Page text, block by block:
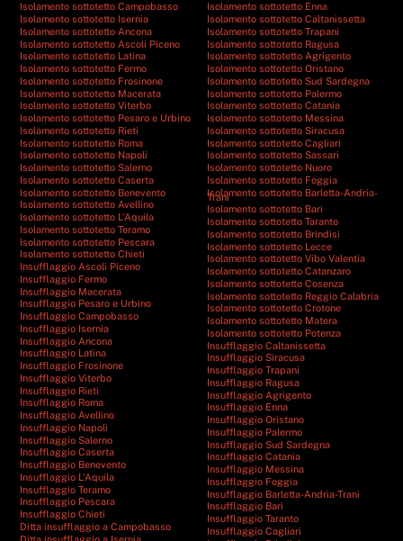
Isolamento sottotetto Campobasso
Isolamento sottotetto Isernia
Isolamento sottotetto Ancona
Isolamento sottotetto Ascoli Piceno
Isolamento sottotetto Latina
Isolamento sottotetto Fermo
Isolamento sottotetto Frosinone
Isolamento sottotetto Macerata
Isolamento sottotetto Viterbo
Isolamento sottotetto Pesaro e Urbino
Isolamento sottotetto Rieti
Isolamento sottotetto Roma
Isolamento sottotetto Napoli
Isolamento sottotetto Salerno
Isolamento sottotetto Caserta
Isolamento sottotetto Benevento
Isolamento sottotetto Avellino
Isolamento sottotetto L’Aquila
Isolamento sottotetto Teramo
Isolamento sottotetto Pescara
Isolamento sottotetto Chieti
Insufflaggio Ascoli Piceno
Insufflaggio Fermo
Insufflaggio Macerata
Insufflaggio Pesaro e Urbino
Insufflaggio Campobasso
Insufflaggio Isernia
Insufflaggio Ancona
Insufflaggio Latina
Insufflaggio Frosinone
Insufflaggio Viterbo
Insufflaggio Rieti
Insufflaggio Roma
Insufflaggio Avellino
Insufflaggio Napoli
Insufflaggio Salerno
Insufflaggio Caserta
Insufflaggio Benevento
Insufflaggio L’Aquila
Insufflaggio Teramo
Insufflaggio Pescara
Insufflaggio Chieti
Ditta insufflaggio a Campobasso
Ditta insufflaggio a Isernia
Isolamento sottotetto Enna
Isolamento sottotetto Caltanissetta
Isolamento sottotetto Trapani
Isolamento sottotetto Ragusa
Isolamento sottotetto Agrigento
Isolamento sottotetto Oristano
Isolamento sottotetto Sud Sardegna
Isolamento sottotetto Palermo
Isolamento sottotetto Catania
Isolamento sottotetto Messina
Isolamento sottotetto Siracusa
Isolamento sottotetto Cagliari
Isolamento sottotetto Sassari
Isolamento sottotetto Nuoro
Isolamento sottotetto Foggia
Isolamento sottotetto Barletta-Andria-
Trani
Isolamento sottotetto Bari
Isolamento sottotetto Taranto
Isolamento sottotetto Brindisi
Isolamento sottotetto Lecce
Isolamento sottotetto Vibo Valentia
Isolamento sottotetto Catanzaro
Isolamento sottotetto Cosenza
Isolamento sottotetto Reggio Calabria
Isolamento sottotetto Crotone
Isolamento sottotetto Matera
Isolamento sottotetto Potenza
Insufflaggio Caltanissetta
Insufflaggio Siracusa
Insufflaggio Trapani
Insufflaggio Ragusa
Insufflaggio Agrigento
Insufflaggio Enna
Insufflaggio Oristano
Insufflaggio Palermo
Insufflaggio Sud Sardegna
Insufflaggio Catania
Insufflaggio Messina
Insufflaggio Foggia
Insufflaggio Barletta-Andria-Trani
Insufflaggio Bari
Insufflaggio Taranto
Insufflaggio Cagliari